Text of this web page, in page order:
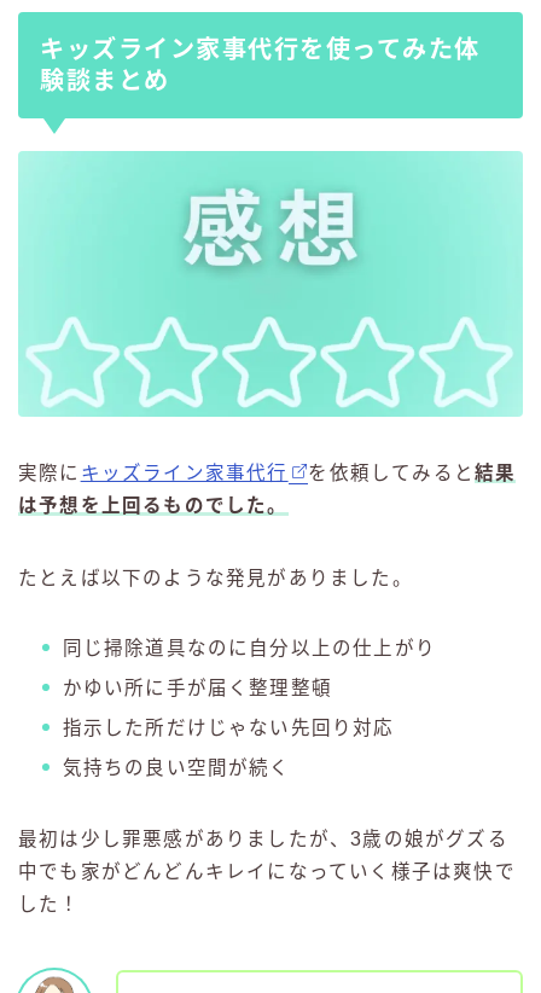
キッズライン家事代行を使ってみた体
験談まとめ
実際に キッズライン家事代行 を依頼してみると 結果
は予想を上回るものでした。
たとえば以下のような発見がありました。
同じ掃除道具なのに自分以上の仕上がり
かゆい所に手が届く整理整頓
指示した所だけじゃない先回り対応
気持ちの良い空間が続く
最初は少し罪悪感がありましたが、3歳の娘がグズる
中でも家がどんどんキレイになっていく様子は爽快で
した！